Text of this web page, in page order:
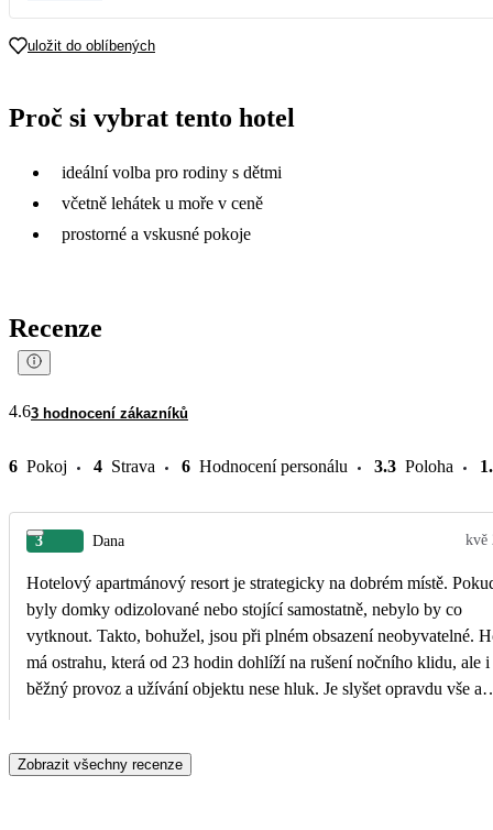
21
7 709
6 839 6 649 7 779
uložit do oblíbených
Proč si vybrat tento hotel
ideální volba pro rodiny s dětmi
včetně lehátek u moře v ceně
prostorné a vskusné pokoje
Recenze
4.63 hodnocení zákazníků
6 Pokoj 4 Strava 6 Hodnocení personálu 3.3 Poloha
3 Dana kvě
Hotelový apartmánový resort je strategicky na dobrém místě.
byly domky odizolované nebo stojící samostatně, nebylo by co
vytknout. Takto, bohužel, jsou při plném obsazení neobyvatelné.
má ostrahu, která od 23 hodin dohlíží na rušení nočního klidu, ale i
běžný provoz a užívání objektu nese hluk. Je slyšet opravdu vše a
Zobrazit všechny recenze